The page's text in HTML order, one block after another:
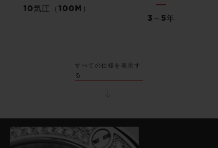
10気圧（100M）
3～5年
すべての仕様を表示す
る